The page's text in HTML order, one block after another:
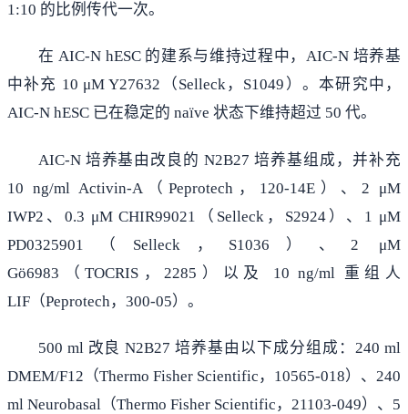
1:10 的比例传代一次。
在 AIC-N hESC 的建系与维持过程中，AIC-N 培养基
中补充 10 μM Y27632（Selleck，S1049）。本研究中，
AIC-N hESC 已在稳定的 naïve 状态下维持超过 50 代。
AIC-N 培养基由改良的 N2B27 培养基组成，并补充
10 ng/ml Activin-A（Peprotech，120-14E）、2 μM
IWP2、0.3 μM CHIR99021（Selleck，S2924）、1 μM
PD0325901（Selleck，S1036）、2 μM
Gö6983（TOCRIS，2285）以及 10 ng/ml 重组人
LIF（Peprotech，300-05）。
500 ml 改良 N2B27 培养基由以下成分组成：240 ml
DMEM/F12（Thermo Fisher Scientific，10565-018）、240
ml Neurobasal（Thermo Fisher Scientific，21103-049）、5